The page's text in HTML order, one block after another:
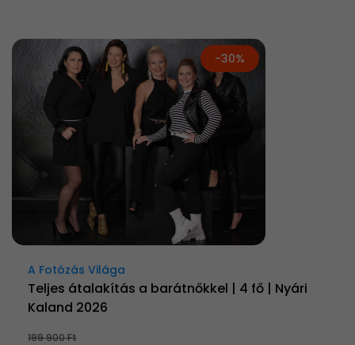
-30%
A Fotózás Világa
Teljes átalakítás a barátnőkkel | 4 fő | Nyári
Kaland 2026
199 900 Ft